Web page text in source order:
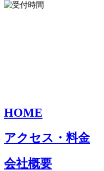
HOME
アクセス・料金
会社概要